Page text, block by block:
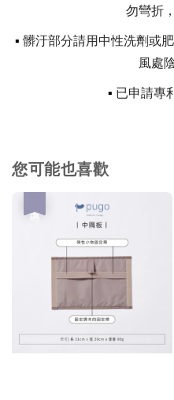
勿彎折
▪ 髒汙部分請用中性洗劑或
風處
▪ 已申請專
您可能也喜歡